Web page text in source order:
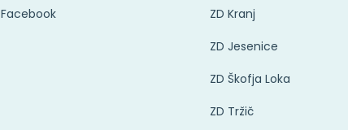
Facebook
ZD Kranj
ZD Jesenice
ZD Škofja Loka
ZD Tržič